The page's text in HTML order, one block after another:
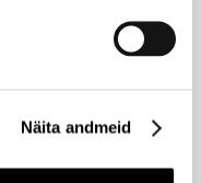
Näita andmeid